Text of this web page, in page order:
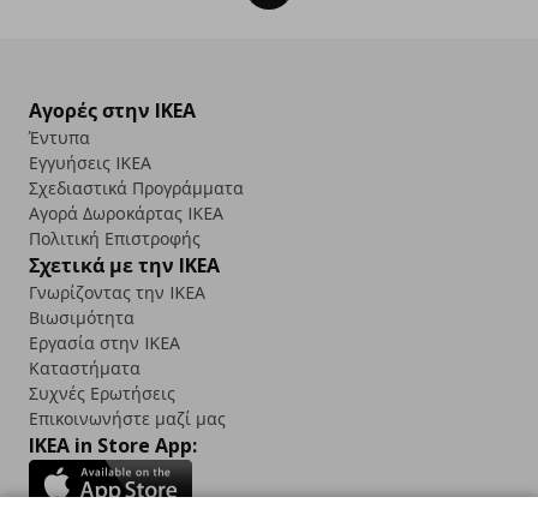
Αγορές στην IKEA
Έντυπα
Εγγυήσεις IKEA
Σχεδιαστικά Προγράμματα
Αγορά Δωρoκάρτας IKEA
Πολιτική Επιστροφής
Σχετικά με την IKEA
Γνωρίζοντας την IKEA
Βιωσιμότητα
Εργασία στην IKEA
Καταστήματα
Συχνές Ερωτήσεις
Επικοινωνήστε μαζί μας
IKEA in Store App: